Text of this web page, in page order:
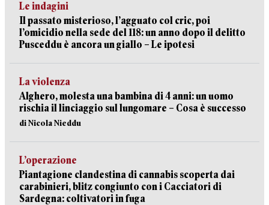
Le indagini
Il passato misterioso, l’agguato col cric, poi
l’omicidio nella sede del 118: un anno dopo il delitto
Pusceddu è ancora un giallo – Le ipotesi
La violenza
Alghero, molesta una bambina di 4 anni: un uomo
rischia il linciaggio sul lungomare – Cosa è successo
di Nicola Nieddu
L’operazione
Piantagione clandestina di cannabis scoperta dai
carabinieri, blitz congiunto con i Cacciatori di
Sardegna: coltivatori in fuga